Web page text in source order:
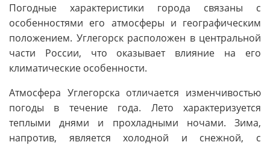
Погодные характеристики города связаны с
особенностями его атмосферы и географическим
положением. Углегорск расположен в центральной
части России, что оказывает влияние на его
климатические особенности.
Атмосфера Углегорска отличается изменчивостью
погоды в течение года. Лето характеризуется
теплыми днями и прохладными ночами. Зима,
напротив, является холодной и снежной, с